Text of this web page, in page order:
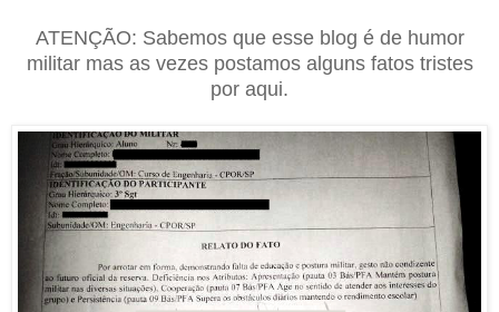
ATENÇÃO: Sabemos que esse blog é de humor
militar mas as vezes postamos alguns fatos tristes
por aqui.